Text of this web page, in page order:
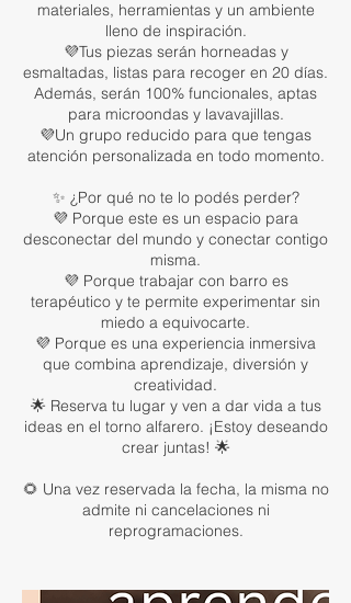
materiales, herramientas y un ambiente
lleno de inspiración.
💜Tus piezas serán horneadas y
esmaltadas, listas para recoger en 20 días.
Además, serán 100% funcionales, aptas
para microondas y lavavajillas.
💜Un grupo reducido para que tengas
atención personalizada en todo momento.
✨ ¿Por qué no te lo podés perder?
💜 Porque este es un espacio para
desconectar del mundo y conectar contigo
misma.
💜 Porque trabajar con barro es
terapéutico y te permite experimentar sin
miedo a equivocarte.
💜 Porque es una experiencia inmersiva
que combina aprendizaje, diversión y
creatividad.
🌟 Reserva tu lugar y ven a dar vida a tus
ideas en el torno alfarero. ¡Estoy deseando
crear juntas! 🌟
🌻 Una vez reservada la fecha, la misma no
admite ni cancelaciones ni
reprogramaciones.